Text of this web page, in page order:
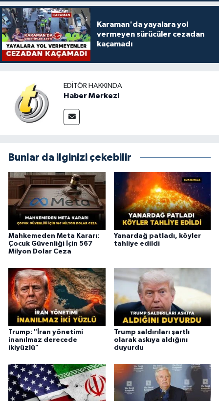
Karaman'da yayalara yol
vermeyen sürücüler cezadan
kaçamadı
EDITÖR HAKKINDA
Haber Merkezi
Bunlar da ilginizi çekebilir
Mahkemeden Meta Kararı:
Çocuk Güvenliği İçin 567
Milyon Dolar Ceza
Yanardağ patladı, köyler
tahliye edildi
Trump: "İran yönetimi
inanılmaz derecede
ikiyüzlü"
Trump saldırıları şartlı
olarak askıya aldığını
duyurdu